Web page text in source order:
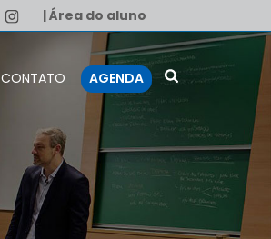
| Área do aluno
CONTATO AGENDA